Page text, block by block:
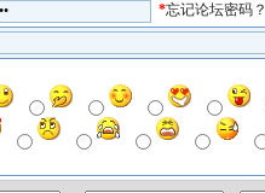
*忘记论坛密码？